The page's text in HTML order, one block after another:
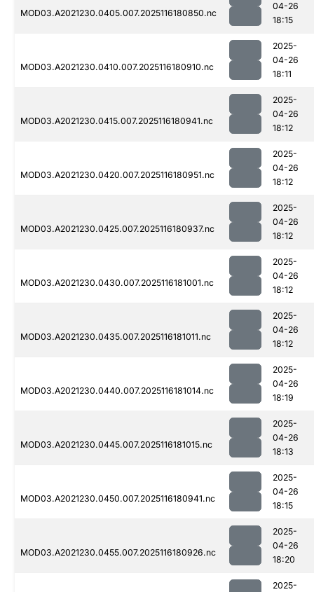
MOD03.A2021230.0405.007.2025116180850.nc
04-26
18:15
MOD03.A2021230.0410.007.2025116180910.nc
2025-
04-26
18:11
MOD03.A2021230.0415.007.2025116180941.nc
2025-
04-26
18:12
MOD03.A2021230.0420.007.2025116180951.nc
2025-
04-26
18:12
MOD03.A2021230.0425.007.2025116180937.nc
2025-
04-26
18:12
MOD03.A2021230.0430.007.2025116181001.nc
2025-
04-26
18:12
MOD03.A2021230.0435.007.2025116181011.nc
2025-
04-26
18:12
MOD03.A2021230.0440.007.2025116181014.nc
2025-
04-26
18:19
MOD03.A2021230.0445.007.2025116181015.nc
2025-
04-26
18:13
MOD03.A2021230.0450.007.2025116180941.nc
2025-
04-26
18:15
MOD03.A2021230.0455.007.2025116180926.nc
2025-
04-26
18:20
2025-